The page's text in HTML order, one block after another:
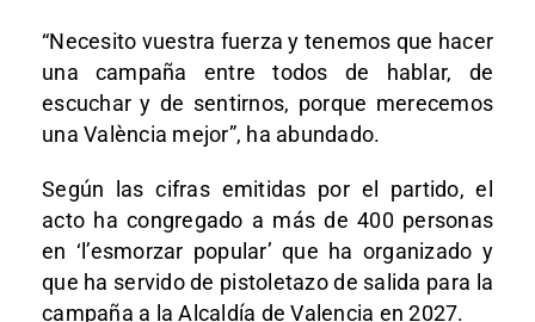
“Necesito vuestra fuerza y tenemos que hacer
una campaña entre todos de hablar, de
escuchar y de sentirnos, porque merecemos
una València mejor”, ha abundado.
Según las cifras emitidas por el partido, el
acto ha congregado a más de 400 personas
en ‘l’esmorzar popular’ que ha organizado y
que ha servido de pistoletazo de salida para la
campaña a la Alcaldía de Valencia en 2027.